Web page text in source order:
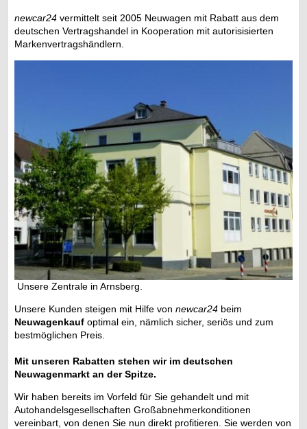
newcar24 vermittelt seit 2005 Neuwagen mit Rabatt aus dem
deutschen Vertragshandel in Kooperation mit autorisisierten
Markenvertragshändlern.
Unsere Zentrale in Arnsberg.
Unsere Kunden steigen mit Hilfe von newcar24 beim
Neuwagenkauf optimal ein, nämlich sicher, seriös und zum
bestmöglichen Preis.
Mit unseren Rabatten stehen wir im deutschen
Neuwagenmarkt an der Spitze.
Wir haben bereits im Vorfeld für Sie gehandelt und mit
Autohandelsgesellschaften Großabnehmerkonditionen
vereinbart, von denen Sie nun direkt profitieren. Sie werden von